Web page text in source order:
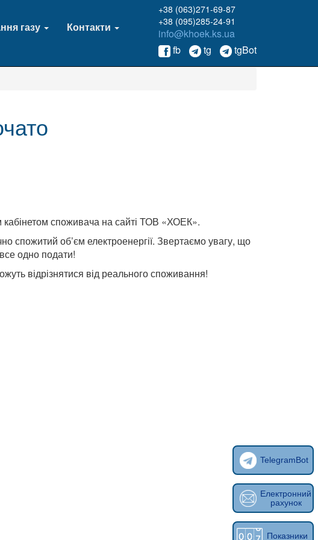
газу Контакти
+38 (063)271-69-87
+38 (095)285-24-91
info@khoek.ks.ua
fb
tg tgBot
споживача на сайті ТОВ «ХОЕК».
спожитий об’єм електроенергії. Звертаємо увагу, що
одно подати!
відрізнятися від реального споживання!
TelegramBot
Електронний
рахунок
Показники